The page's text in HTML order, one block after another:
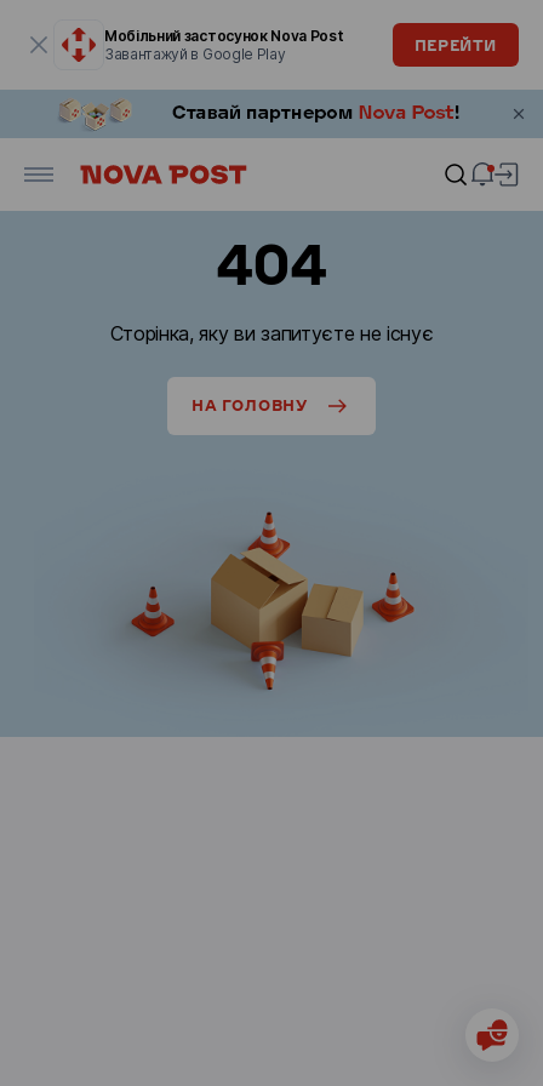
Мобільний застосунок Nova Post
Завантажуй в Google Play
ПЕРЕЙТИ
404
Сторінка, яку ви запитуєте не існує
НА ГОЛОВНУ